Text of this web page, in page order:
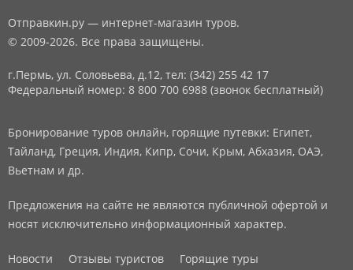
Отправкин.ру — интернет-магазин туров.
© 2009-2026. Все права защищены.
г.Пермь, ул. Соловьева, д.12, тел: (342) 255 42 17
Федеральный номер: 8 800 700 6988 (звонок бесплатный)
Бронирование туров онлайн, горящие путевки: Египет,
Тайланд, Греция, Индия, Кипр, Сочи, Крым, Абхазия, ОАЭ,
Вьетнам и др.
Предложения на сайте не являются публичной офертой и
носят исключительно информационный характер.
Новости Отзывы туристов Горящие туры